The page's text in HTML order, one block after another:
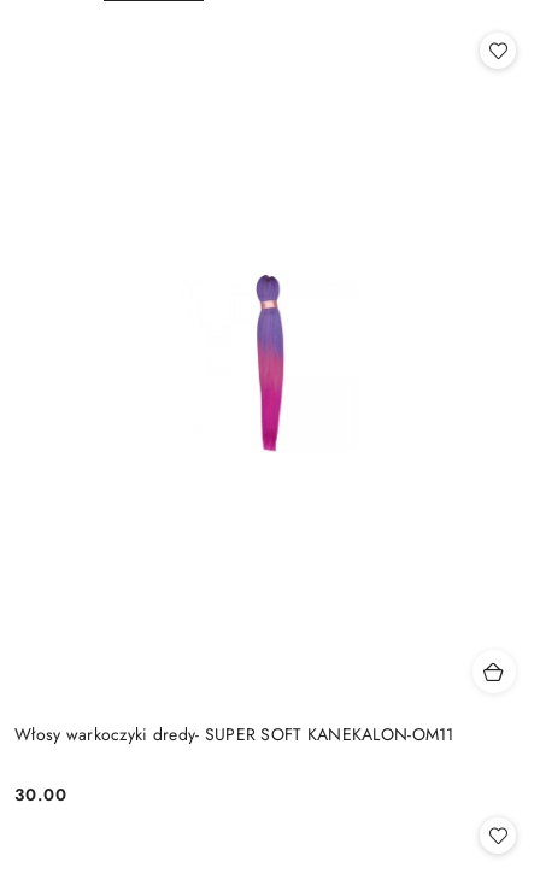
o
Włosy warkoczyki dredy- SUPER SOFT KANEKALON-OM11
Cena:
30.00